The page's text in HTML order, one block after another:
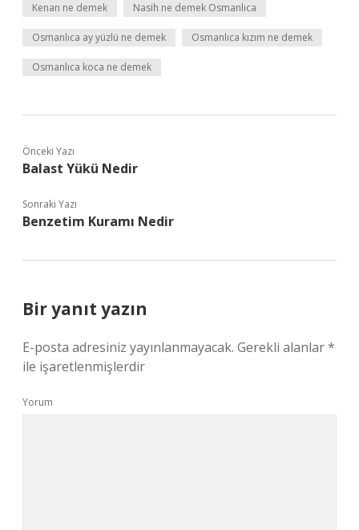
Kenan ne demek Nasih ne demek Osmanlıca
Osmanlıca ay yüzlü ne demek Osmanlıca kızım ne demek
Osmanlıca koca ne demek
Önceki Yazı
Balast Yükü Nedir
Sonraki Yazı
Benzetim Kuramı Nedir
Bir yanıt yazın
E-posta adresiniz yayınlanmayacak. Gerekli alanlar*
ile işaretlenmişlerdir
Yorum